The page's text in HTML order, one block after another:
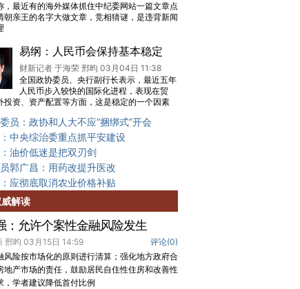
，最近有的海外媒体抓住中纪委网站一篇文章点
朝亲王的名字大做文章，竞相猜谜，是违背新闻
易纲：人民币会保持基本稳定
财新记者 于海荣 邢昀 03月04日 11:38
全国政协委员、央行副行长表示，最近五年
人民币步入较快的国际化进程，表现在贸
投资、资产配置等方面，这是稳定的一个因素
员：政协和人大不应“捆绑式”开会
中央综治委重点抓平安建设
油价低迷是把双刃剑
郭广昌：用药改提升医改
应彻底取消农业价格补贴
解读
：允许个案性金融风险发生
评论(0)
邢昀 03月15日 14:59
风险按市场化的原则进行清算；强化地方政府合
地产市场的责任，鼓励居民自住性住房和改善性
，学者建议降低首付比例